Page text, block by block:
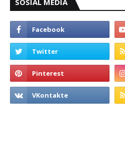
SOSIAL MEDIA